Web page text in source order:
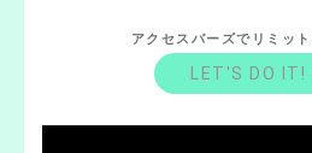
アクセスバーズでリミッ
LET'S DO IT!